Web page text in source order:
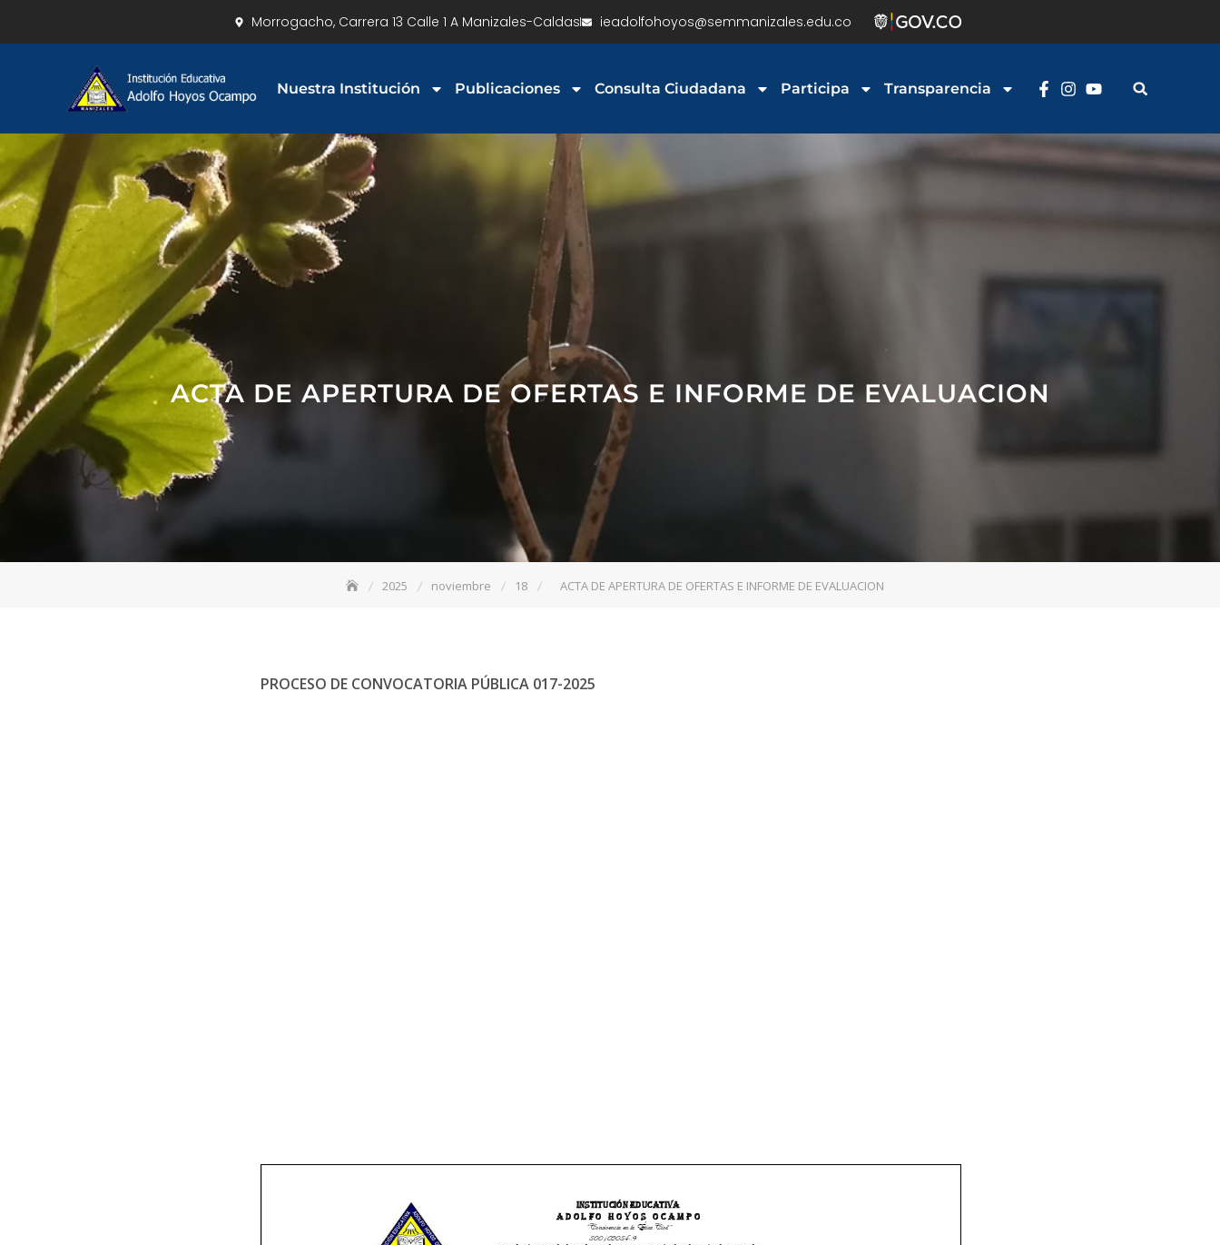
Morrogacho, Carrera 13 Calle 1 A Manizales-Caldas ieadolfohoyos@semmanizales.edu.co
Nuestra Institución Publicaciones Consulta Ciudadana Participa Transparencia
ACTA DE APERTURA DE OFERTAS E INFORME DE EVALUACION
2025 noviembre 18 ACTA DE APERTURA DE OFERTAS E INFORME DE EVALUACION
PROCESO DE CONVOCATORIA PÚBLICA 017-2025